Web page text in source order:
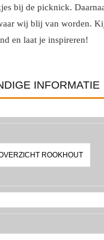
bij de picknick.
wij blij van worden.
en laat je inspireren!
INFORMATIE
ROOKHOUT